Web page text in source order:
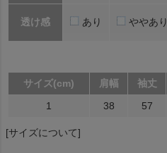
透け感 あり ややあり
サイズ(cm) 肩幅 袖丈
1
38 57
[サイズについて]